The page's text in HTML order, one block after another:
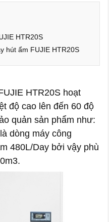
HTR20S
hút ẩm FUJIE HTR20S
HTR20S hoạt
độ cao lên đến 60 độ
quản sản phẩm như:
dòng máy công
480L/Day bởi vậy phù